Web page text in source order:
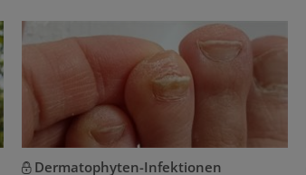
Dermatophyten-Infektionen